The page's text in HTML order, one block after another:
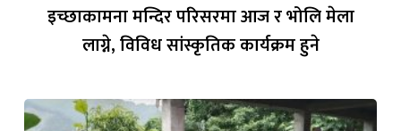
इच्छाकामना मन्दिर परिसरमा आज र भोलि मेला
लाग्ने, विविध सांस्कृतिक कार्यक्रम हुने